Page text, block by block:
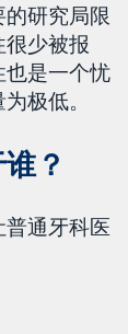
研究局限
少被报
是一个忧
极低。
？
通牙科医